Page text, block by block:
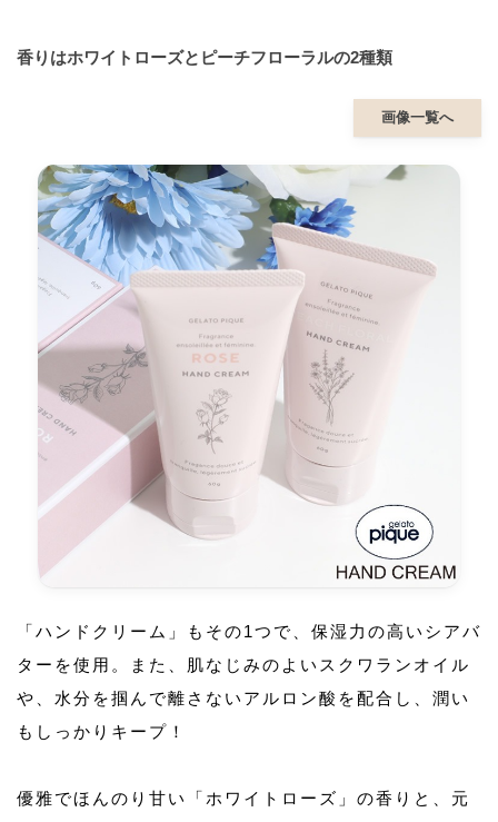
香りはホワイトローズとピーチフローラルの2種類
画像一覧へ
「ハンドクリーム」もその1つで、保湿力の高いシアバ
ターを使用。また、肌なじみのよいスクワランオイル
や、水分を掴んで離さないアルロン酸を配合し、潤い
もしっかりキープ！
優雅でほんのり甘い「ホワイトローズ」の香りと、元